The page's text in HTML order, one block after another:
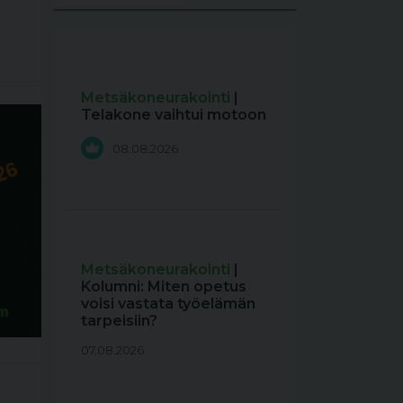
Metsäkoneurakointi |
Telakone vaihtui motoon
08.08.2026
Metsäkoneurakointi |
Kolumni: Miten opetus
voisi vastata työelämän
tarpeisiin?
07.08.2026